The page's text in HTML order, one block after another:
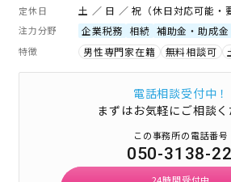
定休日 土 ／ 日 ／ 祝（休日対応可能・
注力分野 企業税務 相続 補助金・助成金
特徴 男性専門家在籍 無料相談可
電話相談受付中！
まずはお気軽にご相談
この事務所の電話番号
050-3138-
24時間受付中